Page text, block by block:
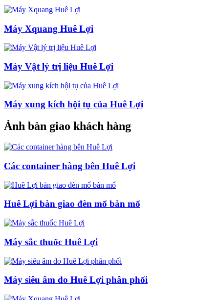
Máy Xquang Huê Lợi
Máy Vật lý trị liệu Huê Lợi
Máy xung kích hội tụ của Huê Lợi
Ảnh bàn giao khách hàng
Các container hàng bên Huê Lợi
Huê Lợi bàn giao đèn mổ bàn mổ
Máy sắc thuốc Huê Lợi
Máy siêu âm do Huê Lợi phân phối